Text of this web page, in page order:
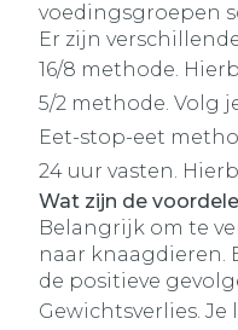
voedingsgroepen
Er zijn
16/8 methode.
5/2 methode. Volg
Eet-stop-eet
24 uur vasten.
Wat zijn de
Belangrijk om te
naar knaagdieren.
de positieve
Gewichtsverlies.